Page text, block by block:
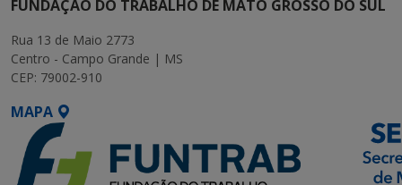
FUNDAÇÃO DO TRABALHO DE MATO GROSSO DO SUL
Rua 13 de Maio 2773
Centro - Campo Grande | MS
CEP: 79002-910
MAPA